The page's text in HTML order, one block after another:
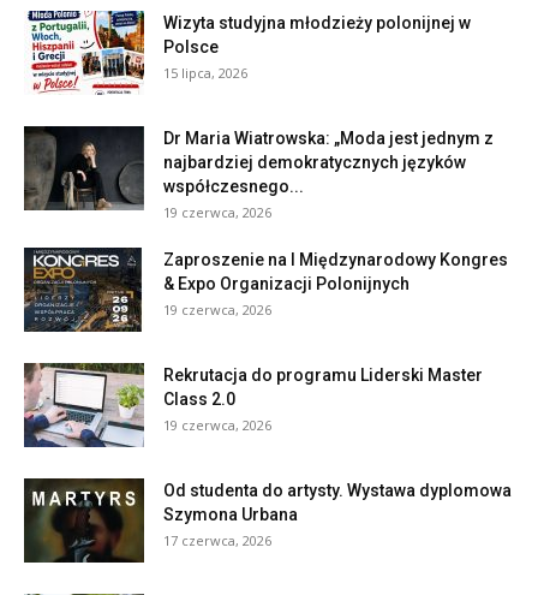
Wizyta studyjna młodzieży polonijnej w
Polsce
15 lipca, 2026
Dr Maria Wiatrowska: „Moda jest jednym z
najbardziej demokratycznych języków
współczesnego...
19 czerwca, 2026
Zaproszenie na I Międzynarodowy Kongres
& Expo Organizacji Polonijnych
19 czerwca, 2026
Rekrutacja do programu Liderski Master
Class 2.0
19 czerwca, 2026
Od studenta do artysty. Wystawa dyplomowa
Szymona Urbana
17 czerwca, 2026